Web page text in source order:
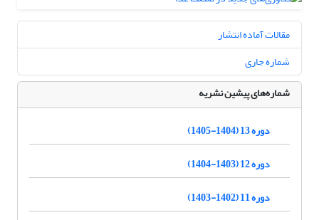
مقالات آماده انتشار
شماره جاری
شماره‌های پیشین نشریه
دوره 13 (1404-1405)
دوره 12 (1403-1404)
دوره 11 (1402-1403)